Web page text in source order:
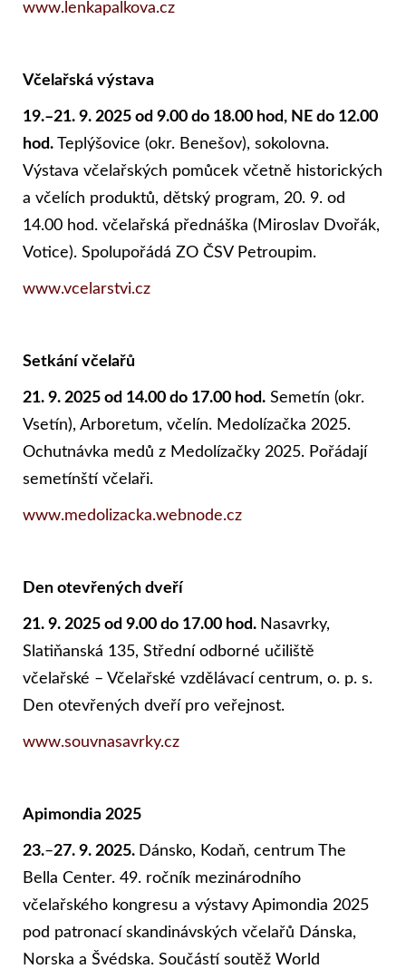
www.lenkapalkova.cz
Včelařská výstava
19.–21. 9. 2025 od 9.00 do 18.00 hod, NE do 12.00
hod. Teplýšovice (okr. Benešov), sokolovna.
Výstava včelařských pomůcek včetně historických
a včelích produktů, dětský program, 20. 9. od
14.00 hod. včelařská přednáška (Miroslav Dvořák,
Votice). Spolupořádá ZO ČSV Petroupim.
www.vcelarstvi.cz
Setkání včelařů
21. 9. 2025 od 14.00 do 17.00 hod. Semetín (okr.
Vsetín), Arboretum, včelín. Medolízačka 2025.
Ochutnávka medů z Medolízačky 2025. Pořádají
semetínští včelaři.
www.medolizacka.webnode.cz
Den otevřených dveří
21. 9. 2025 od 9.00 do 17.00 hod. Nasavrky,
Slatiňanská 135, Střední odborné učiliště
včelařské – Včelařské vzdělávací centrum, o. p. s.
Den otevřených dveří pro veřejnost.
www.souvnasavrky.cz
Apimondia 2025
23.–27. 9. 2025. Dánsko, Kodaň, centrum The
Bella Center. 49. ročník mezinárodního
včelařského kongresu a výstavy Apimondia 2025
pod patronací skandinávských včelařů Dánska,
Norska a Švédska. Součástí soutěž World